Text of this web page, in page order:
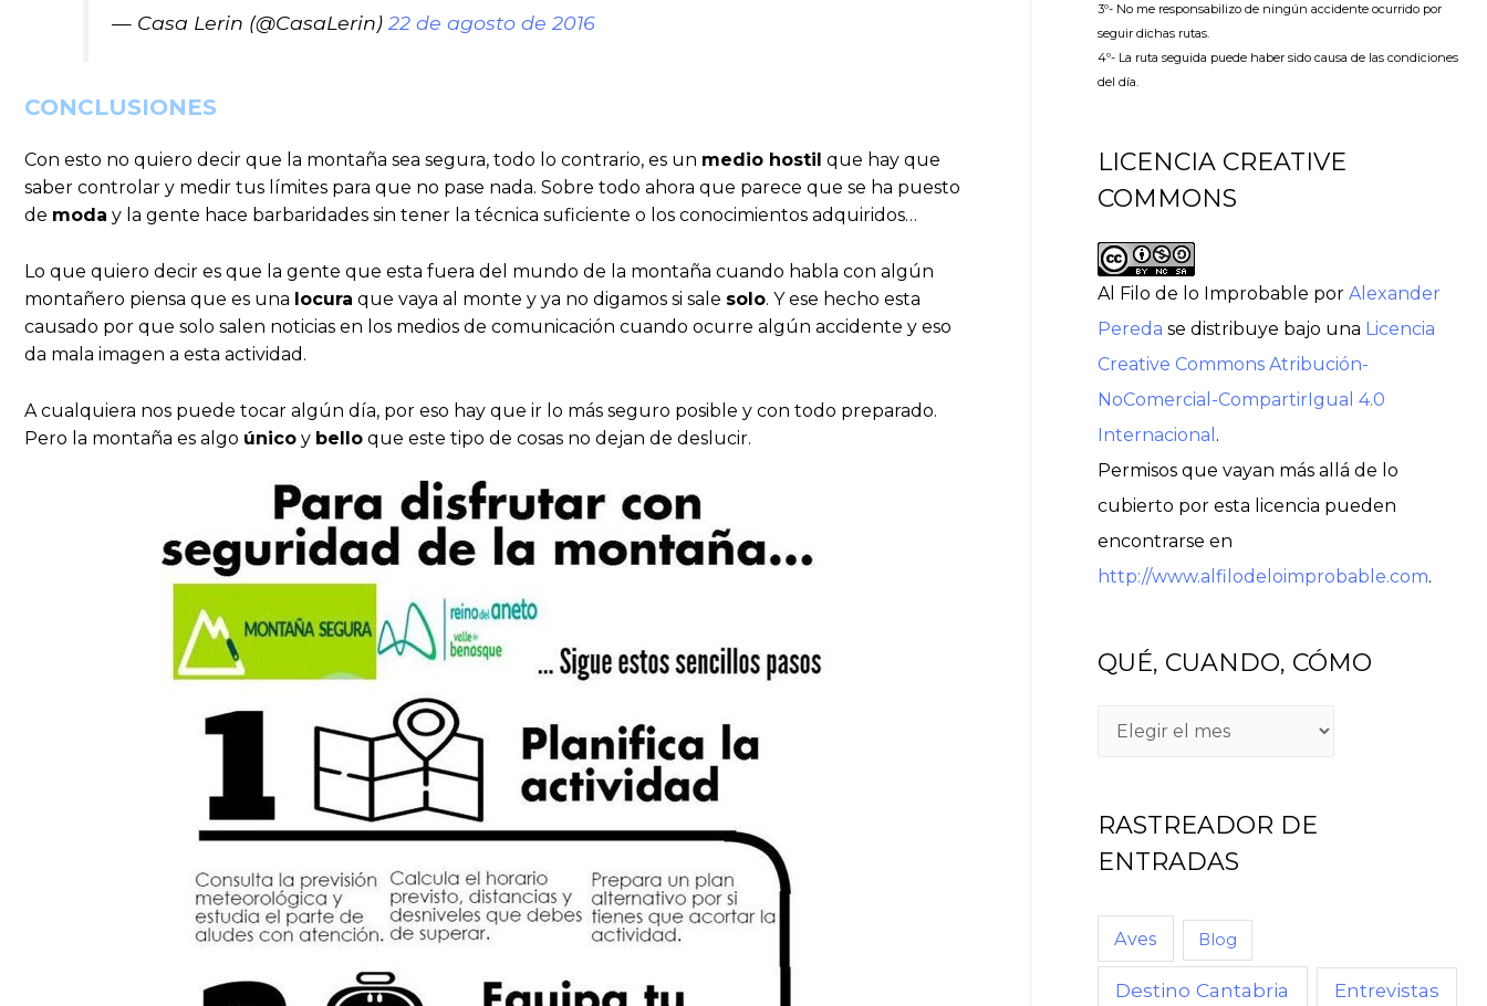
— Casa Lerin (@CasaLerin) 22 de agosto de 2016
CONCLUSIONES
Con esto no quiero decir que la montaña sea segura, todo lo contrario, es un medio hostil que hay que
saber controlar y medir tus límites para que no pase nada. Sobre todo ahora que parece que se ha puesto
de moda y la gente hace barbaridades sin tener la técnica suficiente o los conocimientos adquiridos…
Lo que quiero decir es que la gente que esta fuera del mundo de la montaña cuando habla con algún
montañero piensa que es una locura que vaya al monte y ya no digamos si sale solo. Y ese hecho esta
causado por que solo salen noticias en los medios de comunicación cuando ocurre algún accidente y eso
da mala imagen a esta actividad.
A cualquiera nos puede tocar algún día, por eso hay que ir lo más seguro posible y con todo preparado.
Pero la montaña es algo único y bello que este tipo de cosas no dejan de deslucir.
3º- No me responsabilizo de ningún accidente ocurrido por
seguir dichas rutas.
4º- La ruta seguida puede haber sido causa de las condiciones
del día.
LICENCIA CREATIVE
COMMONS
Al Filo de lo Improbable por Alexander
Pereda se distribuye bajo una Licencia
Creative Commons Atribución-
NoComercial-CompartirIgual 4.0
Internacional .
Permisos que vayan más allá de lo
cubierto por esta licencia pueden
encontrarse en
http://www.alfilodeloimprobable.com.
QUÉ, CUANDO, CÓMO
RASTREADOR DE
ENTRADAS
Aves Blog
Destino Cantabria Entrevistas